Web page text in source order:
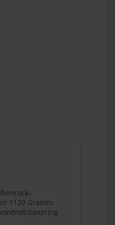
1120 Gramm